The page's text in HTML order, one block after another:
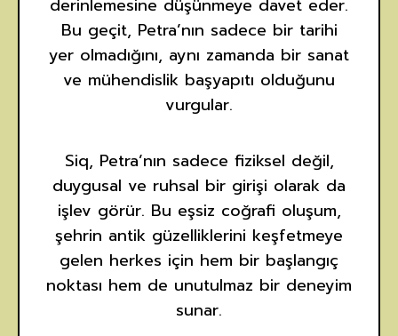
derinlemesine düşünmeye davet eder.
Bu geçit, Petra’nın sadece bir tarihi
yer olmadığını, aynı zamanda bir sanat
ve mühendislik başyapıtı olduğunu
vurgular.
Siq, Petra’nın sadece fiziksel değil,
duygusal ve ruhsal bir girişi olarak da
işlev görür. Bu eşsiz coğrafi oluşum,
şehrin antik güzelliklerini keşfetmeye
gelen herkes için hem bir başlangıç
noktası hem de unutulmaz bir deneyim
sunar.